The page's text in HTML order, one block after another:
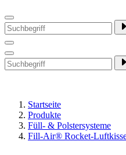
Startseite
Produkte
Füll- & Polstersysteme
Fill-Air® Rocket-